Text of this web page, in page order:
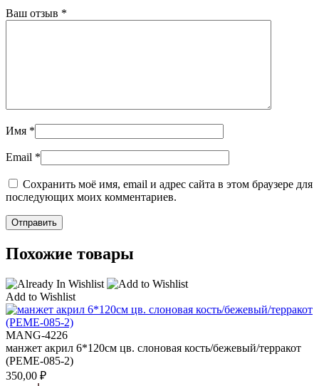
Ваш отзыв *
Имя *
Email *
Сохранить моё имя, email и адрес сайта в этом браузере для
последующих моих комментариев.
Похожие товары
Add to Wishlist
MANG-4226
манжет акрил 6*120см цв. слоновая кость/бежевый/терракот
(PEME-085-2)
350,00 ₽